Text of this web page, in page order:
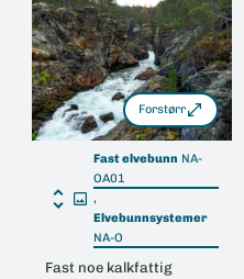
Forstørr
Fast elvebunn NA-
OA01
,
Elvebunnsystemer
NA-O
Fast noe kalkfattig